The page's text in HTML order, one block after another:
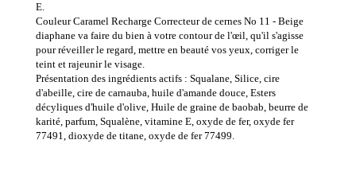
E.
Couleur Caramel Recharge Correcteur de cernes No 11 - Beige
diaphane va faire du bien à votre contour de l'œil, qu'il s'agisse
pour réveiller le regard, mettre en beauté vos yeux, corriger le
teint et rajeunir le visage.
Présentation des ingrédients actifs : Squalane, Silice, cire
d'abeille, cire de carnauba, huile d'amande douce, Esters
décyliques d'huile d'olive, Huile de graine de baobab, beurre de
karité, parfum, Squalène, vitamine E, oxyde de fer, oxyde fer
77491, dioxyde de titane, oxyde de fer 77499.